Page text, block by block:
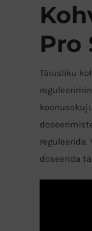
Pro
Täiusliku
reguleerida.
doseerida